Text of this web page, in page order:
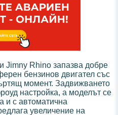
Jimny Rhino запазва добре
бензинов двигател със
момент. Задвижването
настройка, а моделът се
и с автоматична
увеличение на